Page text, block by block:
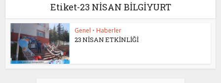
Etiket-23 NİSAN BİLGİYURT
Genel • Haberler
23 NİSAN ETKİNLİĞİ